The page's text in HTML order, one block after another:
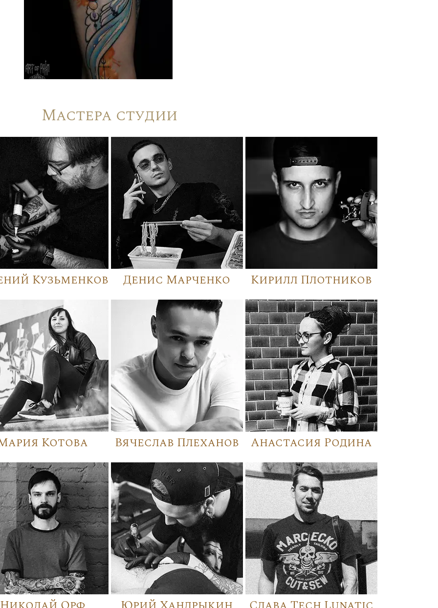
Мастера студии
Кузьменков Денис Марченко Кирилл Плотников
Котова Вячеслав Плеханов Анастасия Родина